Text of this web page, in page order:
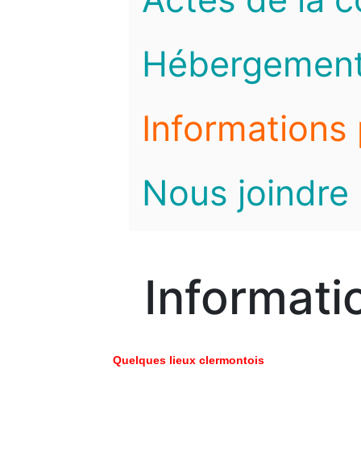
Informations
Nous joindre
Quelques lieux clermontois